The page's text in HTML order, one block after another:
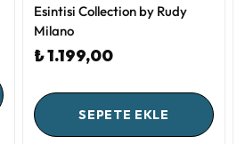
Esintisi Collection by Rudy
Milano
₺ 1.199,00
SEPETE EKLE